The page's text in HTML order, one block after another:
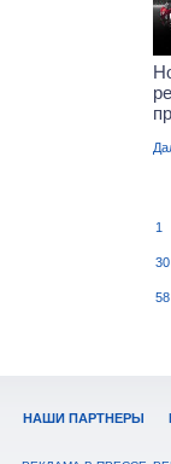
1
30
58
НАШИ ПАРТНЕРЫ